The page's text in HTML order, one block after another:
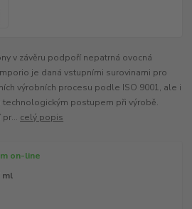
v závěru podpoří nepatrná ovocná
je daná vstupními surovinami pro
výrobních procesu podle ISO 9001, ale i
postupem při výrobě.
celý popis
on-line
ml